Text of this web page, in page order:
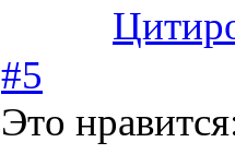
#5
Это